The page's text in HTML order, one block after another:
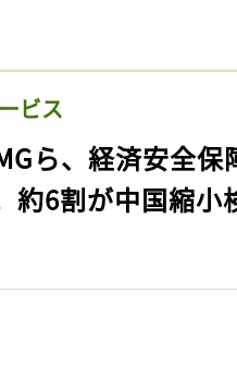
ビス
ら、経済安全
約6割が中国縮小